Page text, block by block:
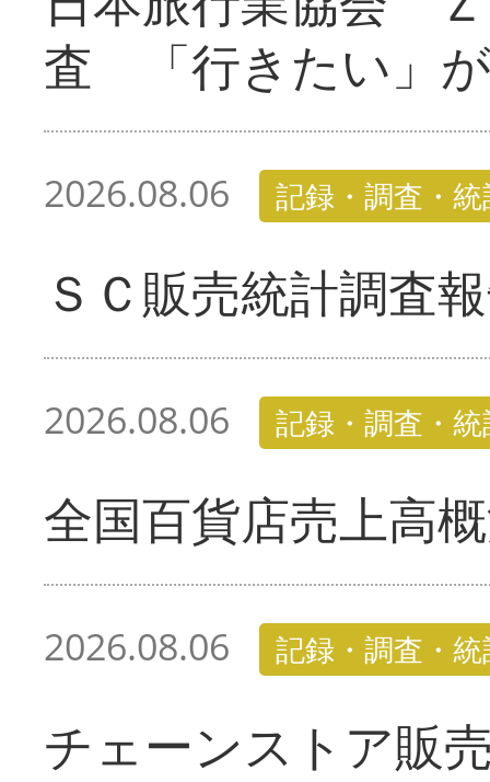
査 「行きたい」
2026.08.06 記録・調査・
ＳＣ販売統計調査
2026.08.06 記録・調査・
全国百貨店売上高
2026.08.06 記録・調査・
チェーンストア販